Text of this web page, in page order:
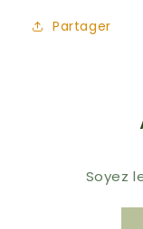
Partager
Soyez